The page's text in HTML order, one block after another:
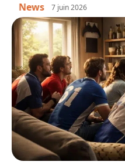
News 7 juin 2026